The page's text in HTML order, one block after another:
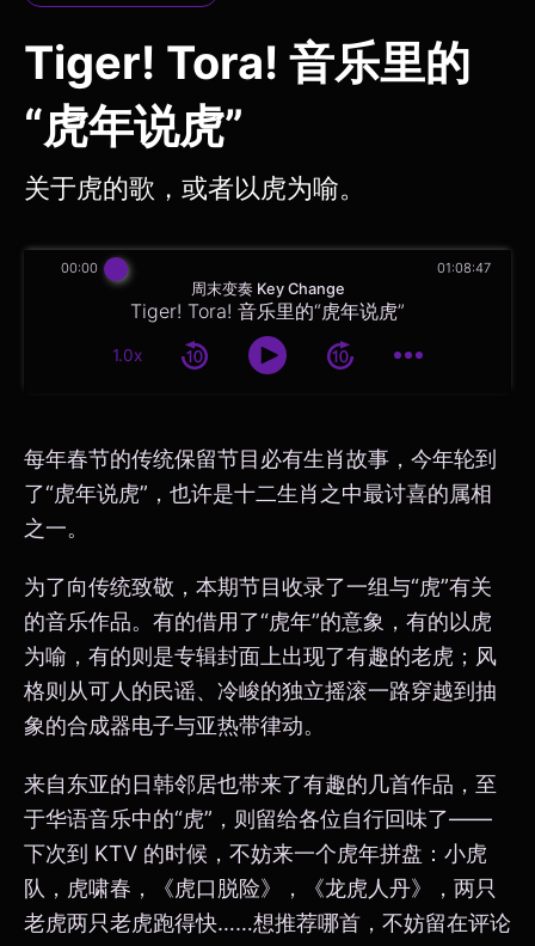
Tiger! Tora! 音乐里的
“虎年说虎”
关于虎的歌，或者以虎为喻。
周末变奏 Key Change
Tiger! Tora! 音乐里的“虎年说虎”
1.0x
00:00 01:08:47
每年春节的传统保留节目必有生肖故事，今年轮到
了“虎年说虎”，也许是十二生肖之中最讨喜的属相
之一。
为了向传统致敬，本期节目收录了一组与“虎”有关
的音乐作品。有的借用了“虎年”的意象，有的以虎
为喻，有的则是专辑封面上出现了有趣的老虎；风
格则从可人的民谣、冷峻的独立摇滚一路穿越到抽
象的合成器电子与亚热带律动。
来自东亚的日韩邻居也带来了有趣的几首作品，至
于华语音乐中的“虎”，则留给各位自行回味了——
下次到 KTV 的时候，不妨来一个虎年拼盘：小虎
队，虎啸春，《虎口脱险》，《龙虎人丹》，两只
老虎两只老虎跑得快……想推荐哪首，不妨留在评论